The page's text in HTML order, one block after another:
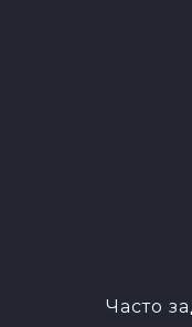
Часто